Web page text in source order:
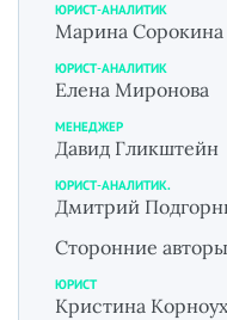
ЮРИСТ-АНАЛИТИК
Марина Сорокина
ЮРИСТ-АНАЛИТИК
Елена Миронова
МЕНЕДЖЕР
Давид Гликштейн
ЮРИСТ-АНАЛИТИК.
Дмитрий
Сторонние авторы
ЮРИСТ
Кристина